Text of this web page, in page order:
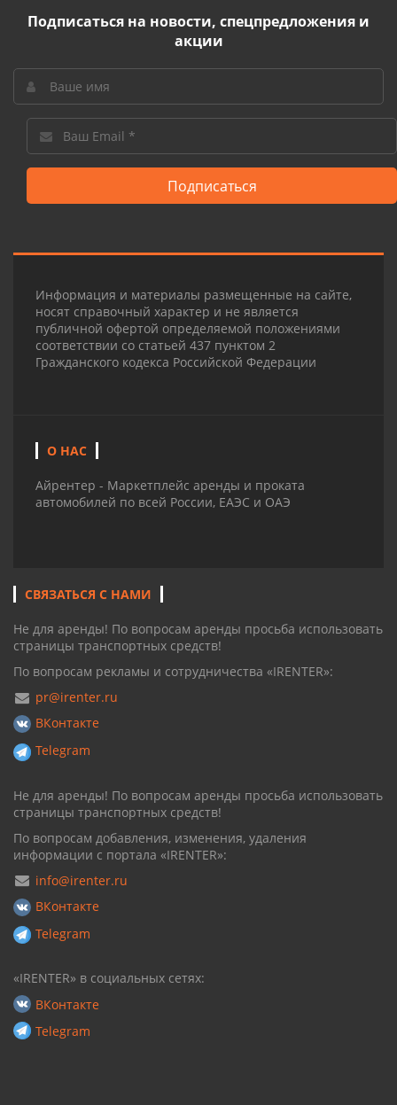
Подписаться на новости, спецпредложения и
акции
Подписаться
Информация и материалы размещенные на сайте,
носят справочный характер и не является
публичной офертой определяемой положениями
соответствии со статьей 437 пунктом 2
Гражданского кодекса Российской Федерации
О НАС
Айрентер - Маркетплейс аренды и проката
автомобилей по всей России, ЕАЭС и ОАЭ
СВЯЗАТЬСЯ С НАМИ
Не для аренды! По вопросам аренды просьба использовать
страницы транспортных средств!
По вопросам рекламы и сотрудничества «IRENTER»:
pr@irenter.ru
ВКонтакте
Telegram
Не для аренды! По вопросам аренды просьба использовать
страницы транспортных средств!
По вопросам добавления, изменения, удаления
информации с портала «IRENTER»:
info@irenter.ru
ВКонтакте
Telegram
«IRENTER» в социальных сетях:
ВКонтакте
Telegram